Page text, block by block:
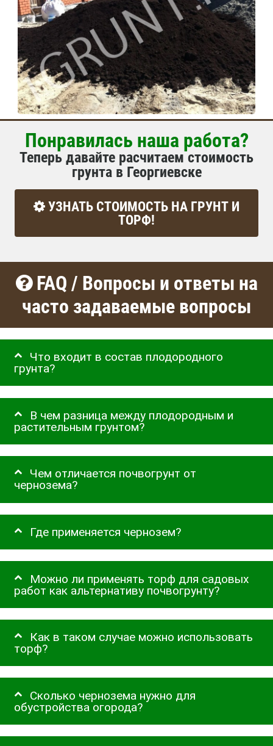
Понравилась наша работа?
Теперь давайте расчитаем стоимость
грунта в Георгиевске
УЗНАТЬ СТОИМОСТЬ НА ГРУНТ И
ТОРФ!
FAQ / Вопросы и ответы на
часто задаваемые вопросы
Что входит в состав плодородного
грунта?
В чем разница между плодородным и
растительным грунтом?
Чем отличается почвогрунт от
чернозема?
Где применяется чернозем?
Можно ли применять торф для садовых
работ как альтернативу почвогрунту?
Как в таком случае можно использовать
торф?
Сколько чернозема нужно для
обустройства огорода?